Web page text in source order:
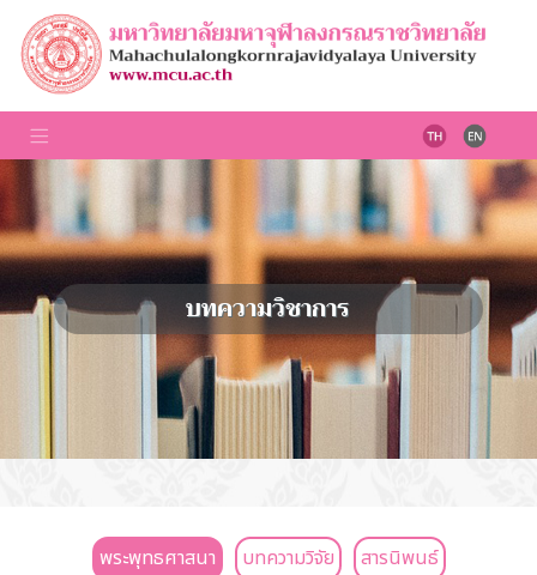
บทความวิชาการ
พระพุทธศาสนา บทความวิจัย
สารนิพนธ์